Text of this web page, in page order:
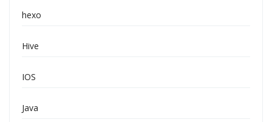
hexo
Hive
IOS
Java